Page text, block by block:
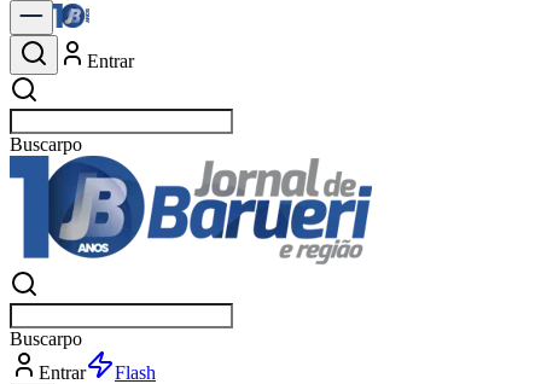
Entrar
Buscarnot
Buscarnot
Entrar
Explorar